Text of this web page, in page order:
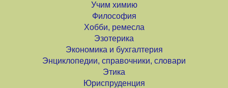
Учим химию
Философия
Хобби, ремесла
Эзотерика
Экономика и бухгалтерия
Энциклопедии, справочники, словари
Этика
Юриспруденция